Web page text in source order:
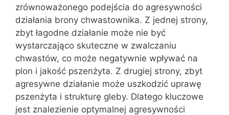
zrównoważonego podejścia do agresywności
działania brony chwastownika. Z jednej strony,
zbyt łagodne działanie może nie być
wystarczająco skuteczne w zwalczaniu
chwastów, co może negatywnie wpływać na
plon i jakość pszenżyta. Z drugiej strony, zbyt
agresywne działanie może uszkodzić uprawę
pszenżyta i strukturę gleby. Dlatego kluczowe
jest znalezienie optymalnej agresywności